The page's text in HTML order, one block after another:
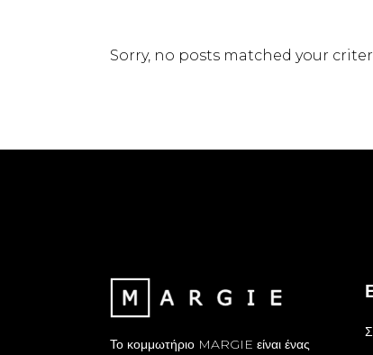
Sorry, no posts matched your
Το κομμωτήριο MARGIE είναι ένας